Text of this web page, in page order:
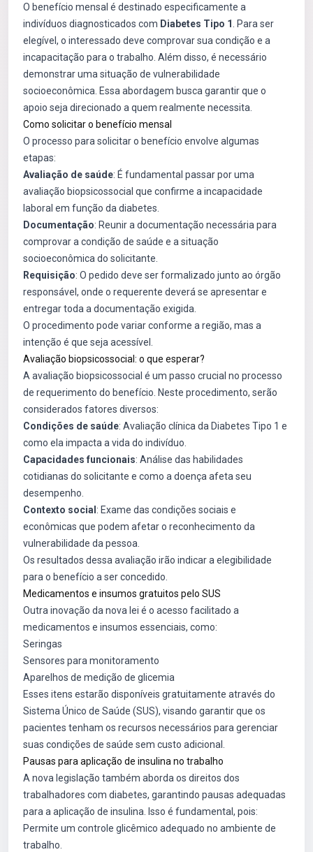
O benefício mensal é destinado especificamente a
indivíduos diagnosticados com Diabetes Tipo 1
. Para ser
elegível, o interessado deve comprovar sua condição e a
incapacitação para o trabalho. Além disso, é necessário
demonstrar uma situação de vulnerabilidade
socioeconômica. Essa abordagem busca garantir que o
apoio seja direcionado a quem realmente necessita.
Como solicitar o benefício mensal
O processo para solicitar o benefício envolve algumas
etapas:
Avaliação de saúde: É fundamental passar por uma
avaliação biopsicossocial que confirme a incapacidade
laboral em função da diabetes.
Documentação: Reunir a documentação necessária para
comprovar a condição de saúde e a situação
socioeconômica do solicitante.
Requisição: O pedido deve ser formalizado junto ao órgão
responsável, onde o requerente deverá se apresentar e
entregar toda a documentação exigida.
O procedimento pode variar conforme a região, mas a
intenção é que seja acessível.
Avaliação biopsicossocial: o que esperar?
A avaliação biopsicossocial é um passo crucial no processo
de requerimento do benefício. Neste procedimento, serão
considerados fatores diversos:
Condições de saúde: Avaliação clínica da Diabetes Tipo 1 e
como ela impacta a vida do indivíduo.
Capacidades funcionais: Análise das habilidades
cotidianas do solicitante e como a doença afeta seu
desempenho.
Contexto social : Exame das condições sociais e
econômicas que podem afetar o reconhecimento da
vulnerabilidade da pessoa.
Os resultados dessa avaliação irão indicar a elegibilidade
para o benefício a ser concedido.
Medicamentos e insumos gratuitos pelo SUS
Outra inovação da nova lei é o acesso facilitado a
medicamentos e insumos essenciais, como:
Seringas
Sensores para monitoramento
Aparelhos de medição de glicemia
Esses itens estarão disponíveis gratuitamente através do
Sistema Único de Saúde (SUS), visando garantir que os
pacientes tenham os recursos necessários para gerenciar
suas condições de saúde sem custo adicional.
Pausas para aplicação de insulina no trabalho
A nova legislação também aborda os direitos dos
trabalhadores com diabetes, garantindo pausas adequadas
para a aplicação de insulina. Isso é fundamental, pois:
Permite um controle glicêmico adequado no ambiente de
trabalho.